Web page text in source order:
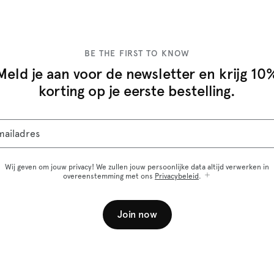
BE THE FIRST TO KNOW
je aan voor de newsletter en krijg
korting op je eerste bestelling.
Wij geven om jouw privacy! We zullen jouw persoonlijke data altijd verwerken in
overeenstemming met ons Privacybeleid .
Join now